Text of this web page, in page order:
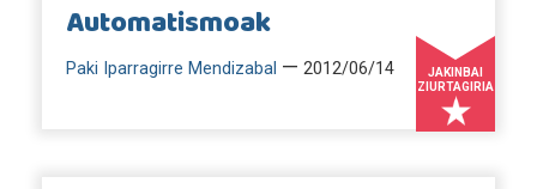
JAKINBAI
ZIURTAGIRIA
Automatismoak
Paki Iparragirre Mendizabal — 2012/06/14